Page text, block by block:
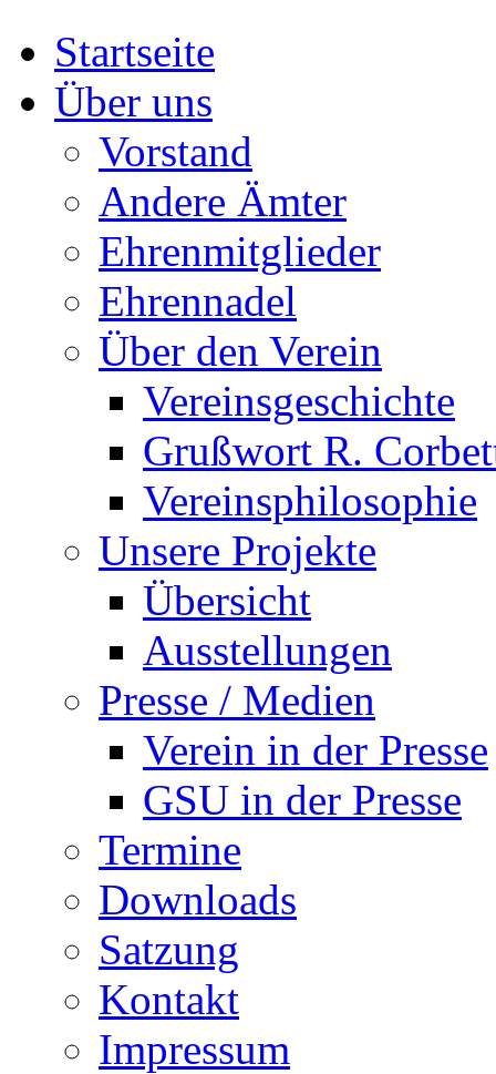
Startseite
Über uns
Vorstand
Andere Ämter
Ehrenmitglieder
Ehrennadel
Über den Verein
Vereinsgeschichte
Grußwort R.
Vereinsphilosophie
Unsere Projekte
Übersicht
Ausstellungen
Presse / Medien
Verein in der Presse
GSU in der Presse
Termine
Downloads
Satzung
Kontakt
Impressum